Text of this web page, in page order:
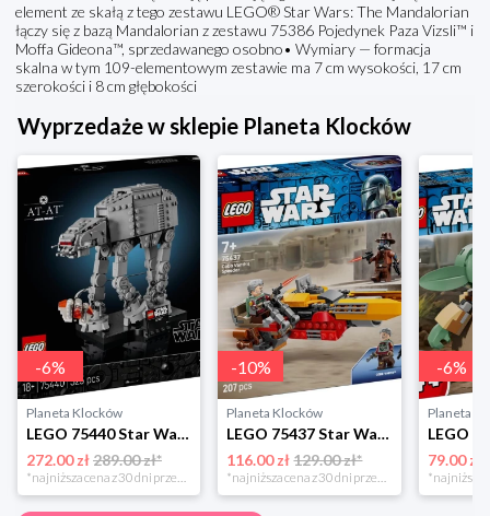
element ze skałą z tego zestawu LEGO® Star Wars: The Mandalorian
łączy się z bazą Mandalorian z zestawu 75386 Pojedynek Paza Vizsli™ i
Moffa Gideona™, sprzedawanego osobno• Wymiary — formacja
skalna w tym 109-elementowym zestawie ma 7 cm wysokości, 17 cm
szerokości i 8 cm głębokości
Wyprzedaże w sklepie Planeta Klocków
-6%
Planeta Klocków
LEGO 75440 Star Wars AT-AT Lego
272.00 zł289.00 zł*
*najniższa cena z 30 dni przed obniżką
-10%
Planeta Klocków
LEGO 75437 Star Wars Śmigacz Cobba Vantha Lego
116.00 zł 129.00 zł*
*najniższa cena z 30 dni przed obniżką
-6%
Planeta
79.00 zł